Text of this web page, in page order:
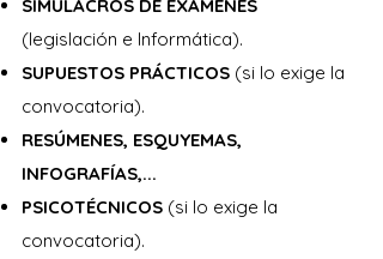
4. Los contratos del sector público:
concepto y clases. Preparación,
adjudicación, efectos, cumplimiento y
extinción. La revisión de precios y otras
alteraciones contractuales. Régimen de
invalidez y recursos.
SIMULACROS DE EXÁMENES
(legislación e Informática).
SUPUESTOS PRÁCTICOS (si lo exige la
convocatoria).
RESÚMENES, ESQUYEMAS,
INFOGRAFÍAS,...
PSICOTÉCNICOS (si lo exige la
convocatoria).